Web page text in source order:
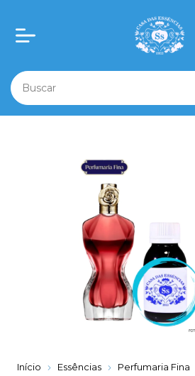
Início Essências Perfumaria Fina